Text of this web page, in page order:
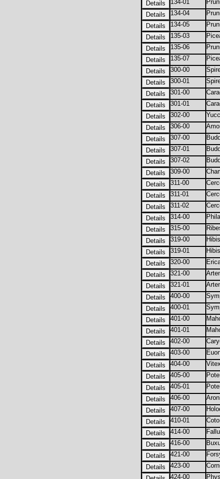
134-01
134-04
134-05
135-03
135-06
135-07
300-00
300-01
301-00
301-01
302-00
306-00
307-00
307-01
307-02
309-00
311-00
311-01
311-02
314-00
315-00
319-00
319-01
320-00
321-00
321-01
400-00
400-01
401-00
401-01
402-00
403-00
404-00
405-00
405-01
406-00
407-00
410-01
414-00
416-00
421-00
423-00
424-00